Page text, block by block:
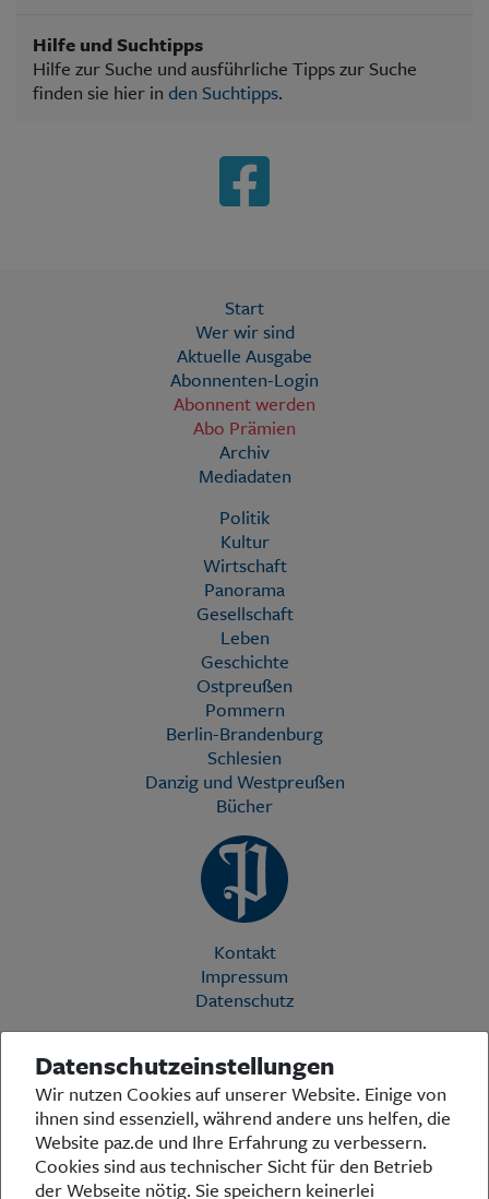
Hilfe und Suchtipps
Hilfe zur Suche und ausführliche Tipps zur Suche
finden sie hier in den Suchtipps.
Start
Wer wir sind
Aktuelle Ausgabe
Abonnenten-Login
Abonnent werden
Abo Prämien
Archiv
Mediadaten
Politik
Kultur
Wirtschaft
Panorama
Gesellschaft
Leben
Geschichte
Ostpreußen
Pommern
Berlin-Brandenburg
Schlesien
Danzig und Westpreußen
Bücher
Kontakt
Impressum
Datenschutz
Die Preußische Allgemeine Zeitung (PAZ) ist eine einzigartige Stimme
in der deutschen Medienlandschaft. Woche für Woche berichtet sie
über das aktuelle Zeitgeschehen in Politik, Kultur und Wirtschaft und
bezieht zu den grundlegenden Entwicklungen unserer Gesellschaft
Stellung. In ihrer Arbeit fühlt sich die Redaktion dem traditionellen
preußischen Wertekanon verpflichtet: Das alte Preußen stand und
Datenschutzeinstellungen
Wir nutzen Cookies auf unserer Website. Einige von
ihnen sind essenziell, während andere uns helfen, die
Website paz.de und Ihre Erfahrung zu verbessern.
Cookies sind aus technischer Sicht für den Betrieb
der Webseite nötig. Sie speichern keinerlei